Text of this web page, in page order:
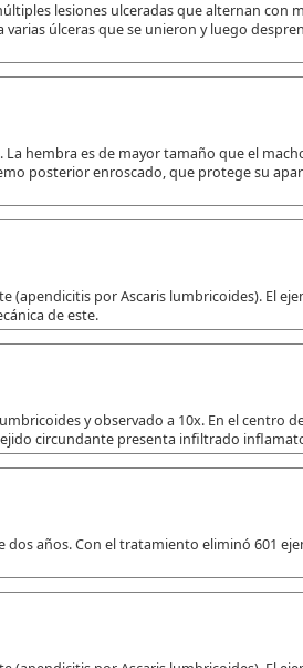
lesiones ulceradas que alternan con
úlceras que se unieron y luego
hembra es de mayor tamaño que el
posterior enroscado, que protege su
(apendicitis por Ascaris lumbricoides). El
de este.
y observado a 10x. En el centro
circundante presenta infiltrado
años. Con el tratamiento eliminó 601